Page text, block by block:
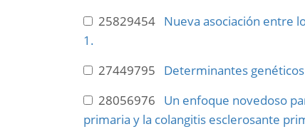
25829454 Nueva asociación entre
1.
27449795 Determinantes
28056976 Un enfoque novedoso
primaria y la colangitis esclerosante